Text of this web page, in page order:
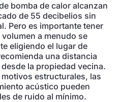
bomba de calor alcanzan
de 55 decibelios sin
Pero es importante tener
a menudo se
eligiendo el lugar de
una distancia
la propiedad vecina.
estructurales, las
acústico pueden
de ruido al mínimo.